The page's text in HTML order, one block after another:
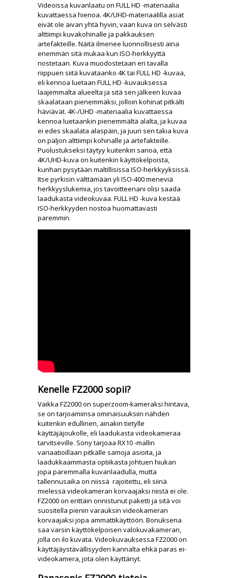
Videoissa kuvanlaatu on FULL HD -materiaalia
kuvattaessa hienoa. 4K/UHD-materiaalilla asiat
eivät ole aivan yhtä hyvin, vaan kuva on selvästi
alttiimpi kuvakohinalle ja pakkauksen
artefakteille. Näitä ilmenee luonnollisesti aina
enemmän sitä mukaa kun ISO-herkkyyttä
nostetaan. Kuva muodostetaan eri tavalla
riippuen siitä kuvataanko 4K tai FULL HD -kuvaa,
eli kennoa luetaan FULL HD -kuvauksessa
laajemmalta alueelta ja sitä sen jälkeen kuvaa
skaalataan pienemmäksi, jolloin kohinat pitkälti
häviävät. 4K-/UHD -materiaalia kuvattaessa
kennoa luetaankin pienemmältä alalta, ja kuvaa
ei edes skaalata alaspäin, ja juuri sen takia kuva
on paljon alttiimpi kohinalle ja artefakteille.
Puolustukseksi täytyy kuitenkin sanoa, että
4K/UHD-kuva on kuitenkin käyttökelpoista,
kunhan pysytään maltillisissa ISO-herkkyyksissä.
Itse pyrkisin välttämään yli ISO-400 meneviä
herkkyyslukemia, jos tavoitteenani olisi saada
laadukasta videokuvaa. FULL HD -kuva kestää
ISO-herkkyyden nostoa huomattavasti
paremmin.
Kenelle FZ2000 sopii?
Vaikka FZ2000 on superzoom-kameraksi hintava,
se on tarjoamiinsa ominaisuuksiin nähden
kuitenkin edullinen, ainakin tietylle
käyttäjäjoukolle, eli laadukasta videokameraa
tarvitseville. Sony tarjoaa RX10 -mallin
variaatioillaan pitkälle samoja asioita, ja
laadukkaammasta optiikasta johtuen hiukan
jopa paremmalla kuvanlaadulla, mutta
tallennusaika on niissä rajoitettu, eli siinä
mielessä videokameran korvaajaksi niistä ei ole.
FZ2000 on erittäin onnistunut paketti ja sitä voi
suositella pienin varauksin videokameran
korvaajaksi jopa ammattikäyttöön. Bonuksena
saa varsin käyttökelpoisen valokuvakameran,
jolla on ilo kuvata. Videokuvauksessa FZ2000 on
käyttäjäystävällisyyden kannalta ehkä paras ei-
videokamera, jota olen käyttänyt.